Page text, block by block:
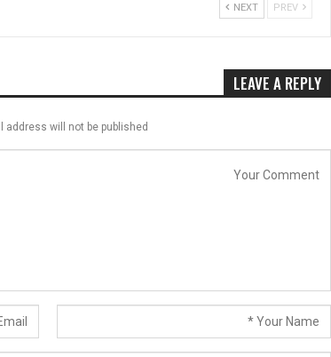
NEXT
LEAVE A REPLY
address will not be published.